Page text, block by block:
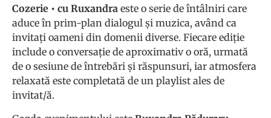
Cozerie • cu Ruxandra este o serie de întâlniri care
aduce în prim-plan dialogul și muzica, având ca
invitați oameni din domenii diverse. Fiecare ediție
include o conversație de aproximativ o oră, urmată
de o sesiune de întrebări și răspunsuri, iar atmosfera
relaxată este completată de un playlist ales de
invitat/ă.